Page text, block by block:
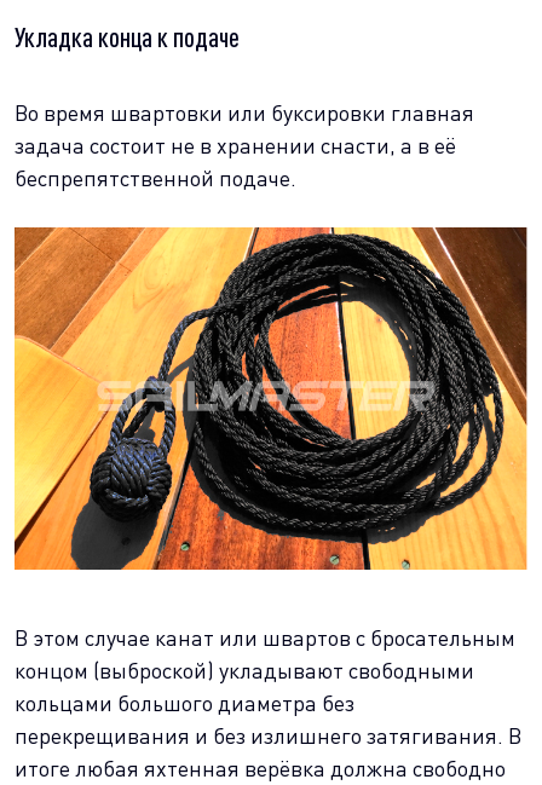
Укладка конца к подаче
Во время швартовки или буксировки главная
задача состоит не в хранении снасти, а в её
беспрепятственной подаче.
В этом случае канат или швартов с бросательным
концом (выброской) укладывают свободными
кольцами большого диаметра без
перекрещивания и без излишнего затягивания. В
итоге любая яхтенная верёвка должна свободно